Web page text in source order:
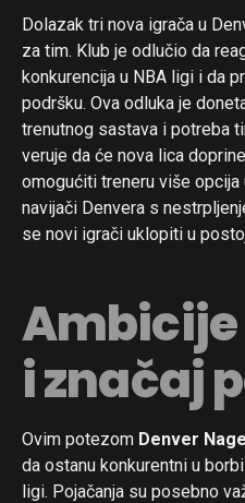
Dolazak tri nova igrača u
za tim. Klub je odlučio da
konkurencija u NBA ligi i da
podršku. Ova odluka je
trenutnog sastava i potreba
veruje da će nova lica
omogućiti treneru više opcija
navijači Denvera s
se novi igrači uklopiti u
Ambicije
i značaj
Ovim potezom Denver
da ostanu konkurentni u
ligi. Pojačanja su posebno